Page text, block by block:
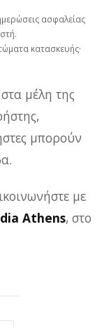
ασφαλείας
κατασκευής·
μέλη της
μπορούν
με
Athens, στο